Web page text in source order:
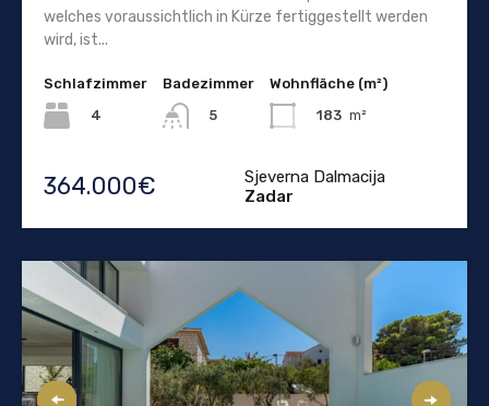
welches voraussichtlich in Kürze fertiggestellt werden
wird, ist...
Schlafzimmer
4
Badezimmer
5
Wohnfläche (m²)
183 m²
364.000€
Sjeverna Dalmacija
Zadar